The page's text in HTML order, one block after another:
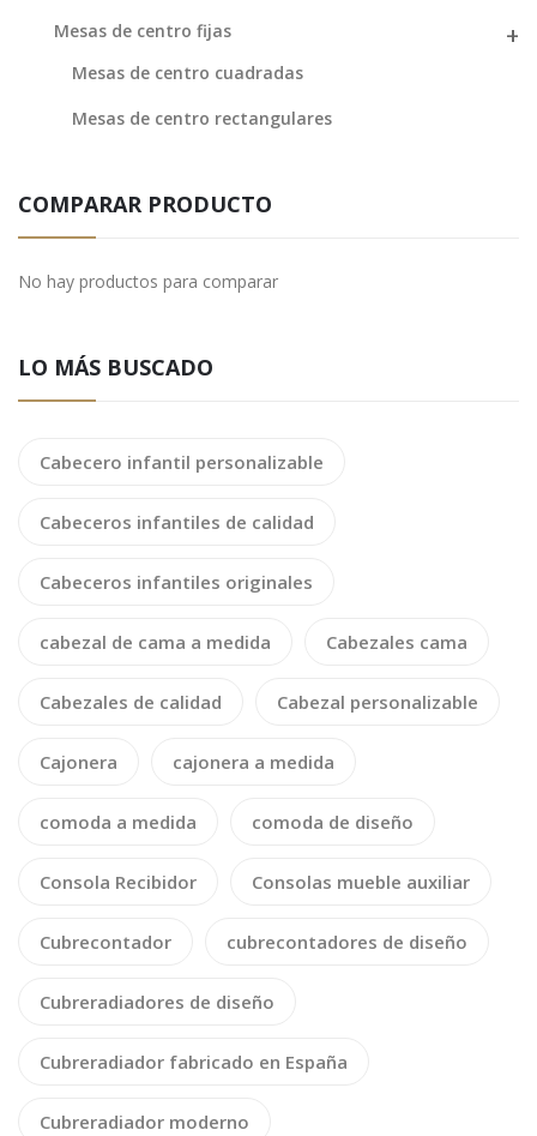
Mesas de centro fijas
Mesas de centro cuadradas
Mesas de centro rectangulares
COMPARAR PRODUCTO
No hay productos para comparar
LO MÁS BUSCADO
Cabecero infantil personalizable
Cabeceros infantiles de calidad
Cabeceros infantiles originales
cabezal de cama a medida Cabezales cama
Cabezales de calidad Cabezal personalizable
Cajonera cajonera a medida
comoda a medida comoda de diseño
Consola Recibidor Consolas mueble auxiliar
Cubrecontador cubrecontadores de diseño
Cubreradiadores de diseño
Cubreradiador fabricado en España
Cubreradiador moderno